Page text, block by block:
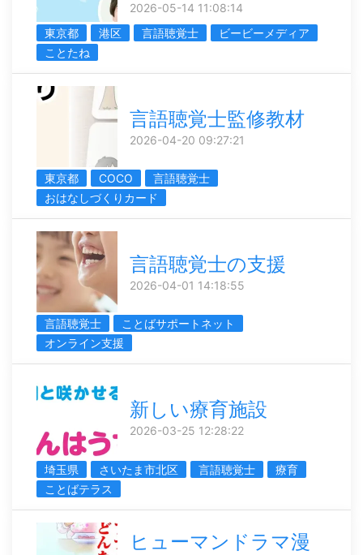
2026-05-14 11:08:14
東京都
港区 言語聴覚士
ビービーメディア
ことたね
言語聴覚士監修教材
2026-04-20 09:27:21
東京都 COCO
言語聴覚士
おはなしづくりカード
言語聴覚士の支援
2026-04-01 14:18:55
言語聴覚士
ことばサポートネット
オンライン支援
新しい療育施設
2026-03-25 12:28:22
埼玉県 さいたま市北区 言語聴覚士
療育
ことばテラス
ヒューマンドラマ漫